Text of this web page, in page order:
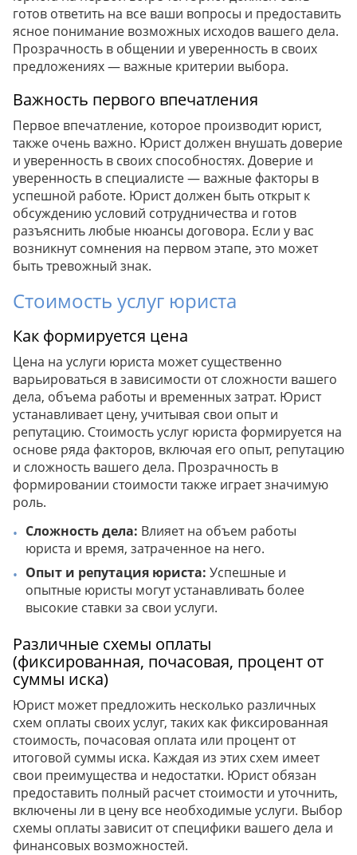
готов ответить на все ваши вопросы и предоставить
ясное понимание возможных исходов вашего дела.
Прозрачность в общении и уверенность в своих
предложениях — важные критерии выбора.
Важность первого впечатления
Первое впечатление, которое производит юрист,
также очень важно. Юрист должен внушать доверие
и уверенность в своих способностях. Доверие и
уверенность в специалисте — важные факторы в
успешной работе. Юрист должен быть открыт к
обсуждению условий сотрудничества и готов
разъяснить любые нюансы договора. Если у вас
возникнут сомнения на первом этапе, это может
быть тревожный знак.
Стоимость услуг юриста
Как формируется цена
Цена на услуги юриста может существенно
варьироваться в зависимости от сложности вашего
дела, объема работы и временных затрат. Юрист
устанавливает цену, учитывая свои опыт и
репутацию. Стоимость услуг юриста формируется на
основе ряда факторов, включая его опыт, репутацию
и сложность вашего дела. Прозрачность в
формировании стоимости также играет значимую
роль.
Сложность дела: Влияет на объем работы
юриста и время, затраченное на него.
Опыт и репутация юриста: Успешные и
опытные юристы могут устанавливать более
высокие ставки за свои услуги.
Различные схемы оплаты
(фиксированная, почасовая, процент от
суммы иска)
Юрист может предложить несколько различных
схем оплаты своих услуг, таких как фиксированная
стоимость, почасовая оплата или процент от
итоговой суммы иска. Каждая из этих схем имеет
свои преимущества и недостатки. Юрист обязан
предоставить полный расчет стоимости и уточнить,
включены ли в цену все необходимые услуги. Выбор
схемы оплаты зависит от специфики вашего дела и
финансовых возможностей.